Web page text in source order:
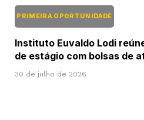
PRIMEIRA OPORTUNIDADE
Instituto Euvaldo Lodi
de estágio com bolsas de
30 de julho de 2026